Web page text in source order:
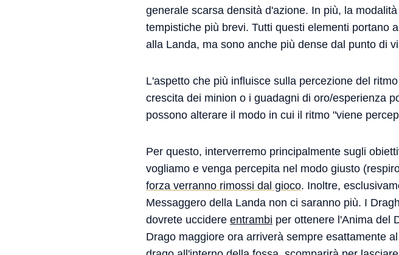
generale scarsa densità d'azione. In più, la
tempistiche più brevi. Tutti questi elementi portano
alla Landa, ma sono anche più dense dal punto di
L'aspetto che più influisce sulla percezione del
crescita dei minion o i guadagni di oro/esperienza
possono alterare il modo in cui il ritmo "viene
Per questo, interverremo principalmente sugli
vogliamo e venga percepita nel modo giusto
forza verranno rimossi dal gioco. Inoltre,
Messaggero della Landa non ci saranno più. I
dovrete uccidere entrambi per ottenere l'Anima del
Drago maggiore ora arriverà sempre esattamente